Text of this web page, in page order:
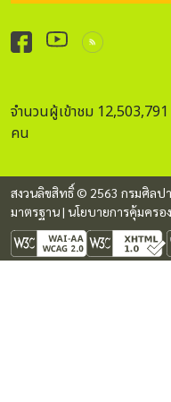
จำนวนผู้เข้าชม 12,503,791
คน
สงวนลิขสิทธิ์ © 2563 กรมศิลป
มาตรฐาน| นโยบายการคุ้มคร